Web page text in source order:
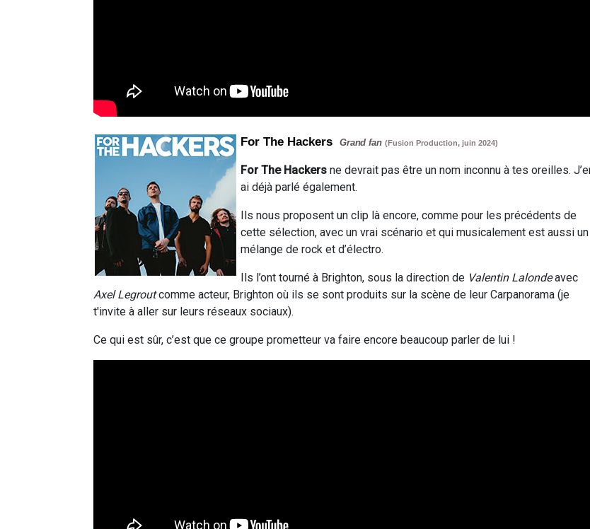
For The Hackers Grand fan (Fusion Production, juin 2024)
For The Hackers ne devrait pas être un nom inconnu à tes oreilles.
ai déjà parlé également.
Ils nous proposent un clip là encore, comme pour les précédents de
cette sélection, avec un vrai scénario et qui musicalement est aussi un
mélange de rock et d’électro.
Ils l’ont tourné à Brighton, sous la direction de Valentin Lalondeavec
Axel Legroutcomme acteur, Brighton où ils se sont produits sur la scène de leur Carpanorama (je
t'invite à aller sur leurs réseaux sociaux).
Ce qui est sûr, c’est que ce groupe prometteur va faire encore beaucoup parler de lui !